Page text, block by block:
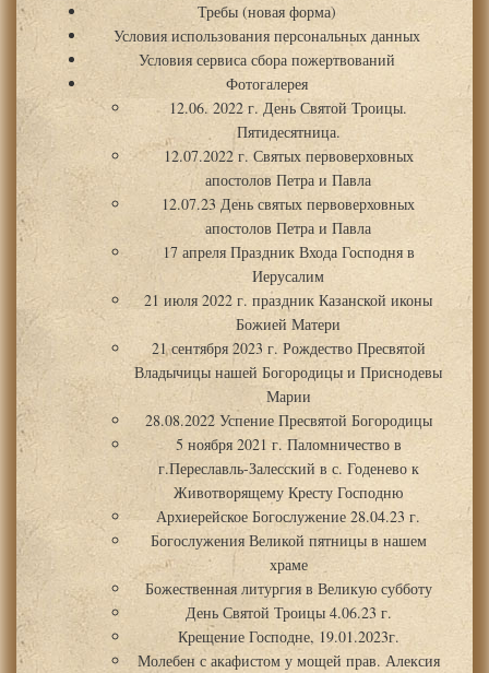
Требы (новая форма)
Условия использования персональных данных
Условия сервиса сбора пожертвований
Фотогалерея
12.06. 2022 г. День Святой Троицы.
Пятидесятница.
12.07.2022 г. Святых первоверховных
апостолов Петра и Павла
12.07.23 День святых первоверховных
апостолов Петра и Павла
17 апреля Праздник Входа Господня в
Иерусалим
21 июля 2022 г. праздник Казанской иконы
Божией Матери
21 сентября 2023 г. Рождество Пресвятой
Владычицы нашей Богородицы и Приснодевы
Марии
28.08.2022 Успение Пресвятой Богородицы
5 ноября 2021 г. Паломничество в
г.Переславль-Залесский в с. Годенево к
Животворящему Кресту Господню
Архиерейское Богослужение 28.04.23 г.
Богослужения Великой пятницы в нашем
храме
Божественная литургия в Великую субботу
День Святой Троицы 4.06.23 г.
Крещение Господне, 19.01.2023г.
Молебен с акафистом у мощей прав. Алексия